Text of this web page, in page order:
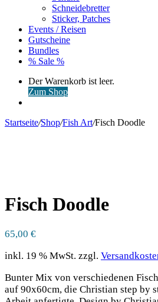
Schneidebretter
Sticker, Patches
Events / Reisen
Gutscheine
Bundles
% Sale %
Warenkorb
ansehen
Der Warenkorb ist leer.
Zum Shop
Startseite/Shop/Fish Art/Fisch Doodle
Fisch Doodle
65,00 €
inkl. 19 % MwSt. zzgl.
Bunter Mix von verschiedenen
auf 90x60cm, die Christian step by